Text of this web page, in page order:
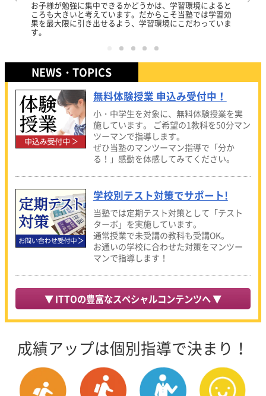
お子様が勉強に集中できるかどうかは、学習環境によると
ころも大きいと考えています。だからこそ当塾では学習効
果を最大限に引き出せるよう、学習環境にこだわっていま
す。
NEWS・TOPICS
無料体験授業 申込み受付中！
小・中学生を対象に、無料体験授業を実
施しています。
ご希望の1教科を50分マン
ツーマンで指導します。
ぜひ当塾のマンツーマン指導で「分か
る！」感動を体感してみてください。
学校別テスト対策でサポート!
当塾では定期テスト対策として「テスト
ターボ」を実施しています。
通常授業で未受講の教科も受講OK。
お通いの学校に合わせた対策をマンツー
マンで指導します！
▼ ITTOの豊富なスペシャルコンテンツへ ▼
成績アップは個別指導で決まり！